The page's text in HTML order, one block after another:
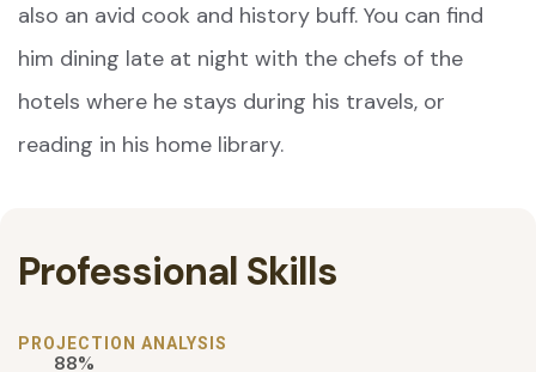
also an avid cook and history buff. You can find
him dining late at night with the chefs of the
hotels where he stays during his travels, or
reading in his home library.
Professional Skills
PROJECTION ANALYSIS
88%